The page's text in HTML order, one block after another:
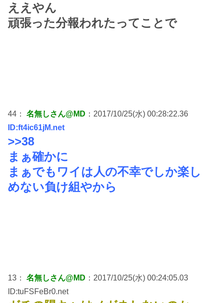
ええやん
頑張った分報われたってことで
44： 名無しさん@MD ：2017/10/25(水) 00:28:22.36
ID:ft4ic61jM.net
>>38
まぁ確かに
まぁでもワイは人の不幸でしか楽し
めない負け組やから
13： 名無しさん@MD ：2017/10/25(水) 00:24:05.03
ID:tuFSFeBr0.net